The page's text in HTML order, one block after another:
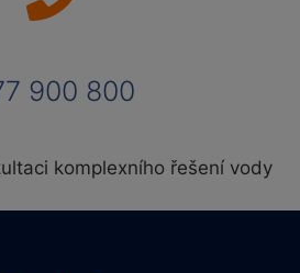
900 800
komplexního řešení vody